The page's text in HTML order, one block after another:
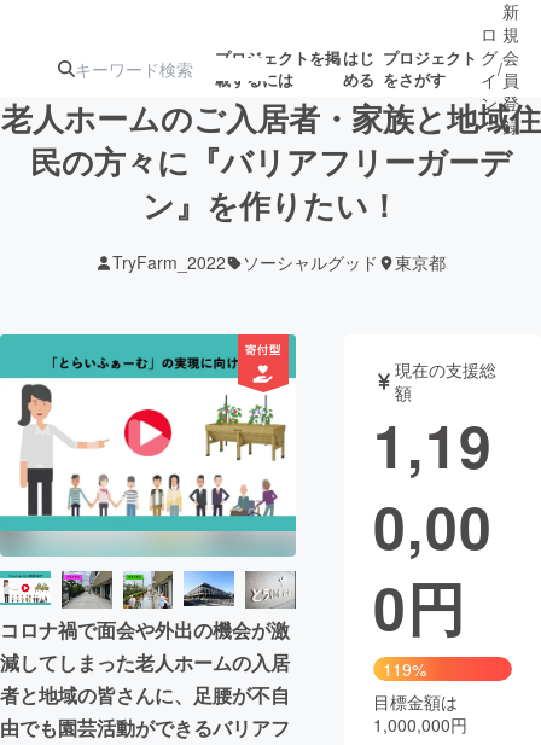
プロジェクトを掲
載するには
はじ
める
プロジェクト
をさがす
注目のリ
注目の新着プロ
ジェクト
募集終了が近いプ
テクノロジー・ガジェット
映像・映画 書籍・雑誌
ビジネス・起業 チャレンジ
まちづくり・地域活性化
CAMPFIRE for Social Good
CAMPFIRE Creation
CAMPFIREふるさと納税machi-ya コミュニティ
ロ
グ
イ
ン
/
新
規
会
員
登
録
老人ホームのご入居者・家族と地域住
民の方々に『バリアフリーガーデ
ン』を作りたい！
TryFarm_2022 ソーシャルグッド 東京都
コロナ禍で面会や外出の機会が激
減してしまった老人ホームの入居
者と地域の皆さんに、足腰が不自
由でも園芸活動ができるバリアフ
現在の支援総
額
1,19
0,00
0円
119%
目標金額は
1,000,000円